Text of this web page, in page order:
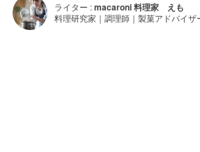
ライター :macaroni 料理家 えも
料理研究家｜調理師｜製菓アドバイザ